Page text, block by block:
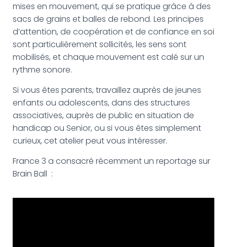
mises en mouvement, qui se pratique grâce à des
sacs de grains et balles de rebond. Les principes
d’attention, de coopération et de confiance en soi
sont particulièrement sollicités, les sens sont
mobilisés, et chaque mouvement est calé sur un
rythme sonore.
Si vous êtes parents, travaillez auprès de jeunes
enfants ou adolescents, dans des structures
associatives, auprès de public en situation de
handicap ou Senior, ou si vous êtes simplement
curieux, cet atelier peut vous intéresser.
France 3 a consacré récemment un reportage sur
Brain Ball :